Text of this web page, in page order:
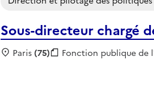
Sous-directeur chargé
Localisation :
Paris(75) Fonction publique :
Fonction publique de